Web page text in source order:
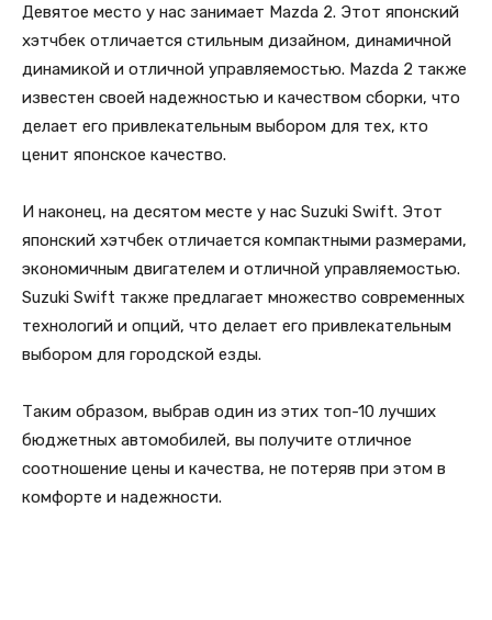
Девятое место у нас занимает Mazda 2. Этот японский
хэтчбек отличается стильным дизайном, динамичной
динамикой и отличной управляемостью. Mazda 2 также
известен своей надежностью и качеством сборки, что
делает его привлекательным выбором для тех, кто
ценит японское качество.
И наконец, на десятом месте у нас Suzuki Swift. Этот
японский хэтчбек отличается компактными размерами,
экономичным двигателем и отличной управляемостью.
Suzuki Swift также предлагает множество современных
технологий и опций, что делает его привлекательным
выбором для городской езды.
Таким образом, выбрав один из этих топ-10 лучших
бюджетных автомобилей, вы получите отличное
соотношение цены и качества, не потеряв при этом в
комфорте и надежности.